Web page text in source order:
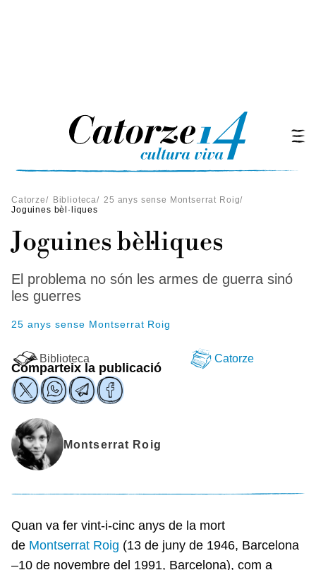
Catorze/ Biblioteca/ 25 anys sense Montserrat Roig/
Joguines bèl·liques
Joguines bèl·liques
El problema no són les armes de guerra sinó
les guerres
25 anys sense Montserrat Roig
Biblioteca Catorze
Comparteix la publicació
Montserrat Roig
Quan va fer vint-i-cinc anys de la mort
de Montserrat Roig (13 de juny de 1946, Barcelona
–10 de novembre del 1991, Barcelona), com a